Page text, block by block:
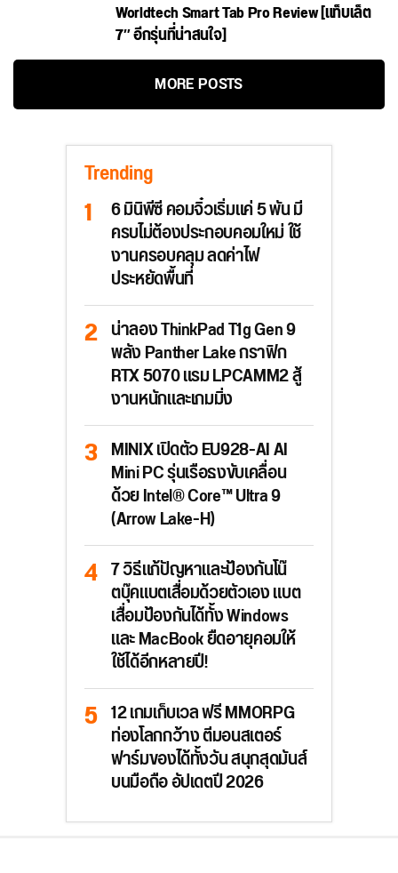
Worldtech Smart Tab Pro Review [แท็บเล็ต
7″ อีกรุ่นที่น่าสนใจ]
MORE POSTS
Trending
6 มินิพีซี คอมจิ๋วเริ่มแค่ 5 พัน มี
ครบไม่ต้องประกอบคอมใหม่ ใช้
งานครอบคลุม ลดค่าไฟ
ประหยัดพื้นที่
น่าลอง ThinkPad T1g Gen 9
พลัง Panther Lake กราฟิก
RTX 5070 แรม LPCAMM2 สู้
งานหนักและเกมมิ่ง
MINIX เปิดตัว EU928-AI AI
Mini PC รุ่นเรือธงขับเคลื่อน
ด้วย Intel® Core™ Ultra 9
(Arrow Lake-H)
7 วิธีแก้ปัญหาและป้องกันโน๊
ตบุ๊คแบตเสื่อมด้วยตัวเอง แบต
เสื่อมป้องกันได้ทั้ง Windows
และ MacBook ยืดอายุคอมให้
ใช้ได้อีกหลายปี!
12 เกมเก็บเวล ฟรี MMORPG
ท่องโลกกว้าง ตีมอนสเตอร์
ฟาร์มของได้ทั้งวัน สนุกสุดมันส์
บนมือถือ อัปเดตปี 2026